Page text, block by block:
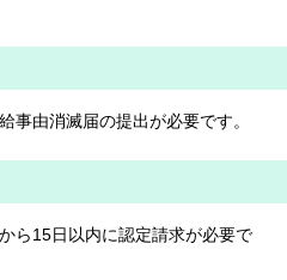
事由消滅届の提出が必要です。
ら15日以内に認定請求が必要で